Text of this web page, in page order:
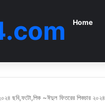
Home
ছবি,ফটো,পিক ~ঈদুল ফিতরের পিকচার ২০২৪